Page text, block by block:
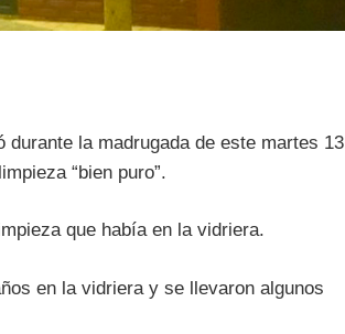
durante la madrugada de este martes 13
“bien puro”.
que había en la vidriera.
en la vidriera y se llevaron algunos